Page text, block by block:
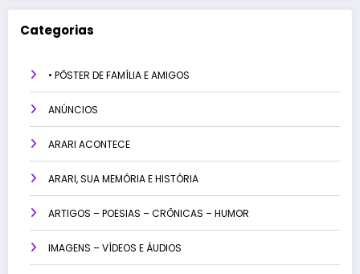
Categorias
• PÔSTER DE FAMÍLIA E AMIGOS
ANÚNCIOS
ARARI ACONTECE
ARARI, SUA MEMÓRIA E HISTÓRIA
ARTIGOS – POESIAS – CRÔNICAS – HUMOR
IMAGENS – VÍDEOS E ÁUDIOS